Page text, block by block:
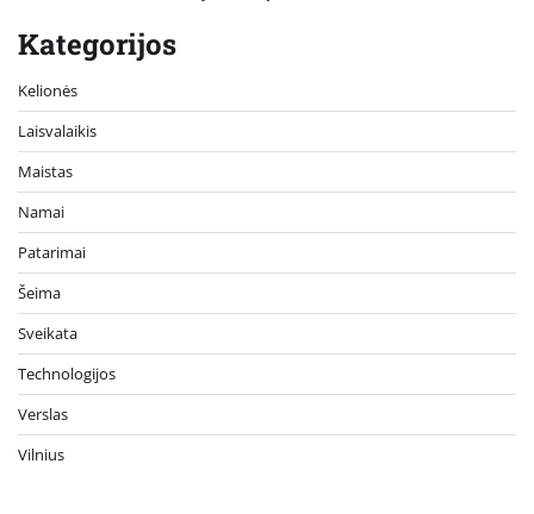
Kategorijos
Kelionės
Laisvalaikis
Maistas
Namai
Patarimai
Šeima
Sveikata
Technologijos
Verslas
Vilnius